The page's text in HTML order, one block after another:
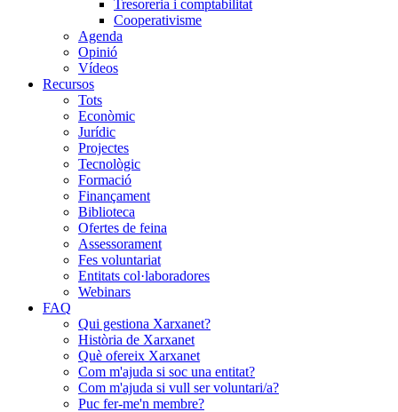
Tresoreria i comptabilitat
Cooperativisme
Agenda
Opinió
Vídeos
Recursos
Tots
Econòmic
Jurídic
Projectes
Tecnològic
Formació
Finançament
Biblioteca
Ofertes de feina
Assessorament
Fes voluntariat
Entitats col·laboradores
Webinars
FAQ
Qui gestiona Xarxanet?
Història de Xarxanet
Què ofereix Xarxanet
Com m'ajuda si soc una entitat?
Com m'ajuda si vull ser voluntari/a?
Puc fer-me'n membre?